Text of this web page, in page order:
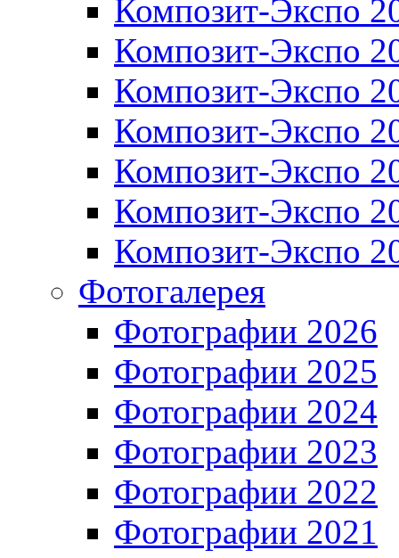
Композит-Экспо
Композит-Экспо
Композит-Экспо
Композит-Экспо
Композит-Экспо
Композит-Экспо
Композит-Экспо
Фотогалерея
Фотографии 2026
Фотографии 2025
Фотографии 2024
Фотографии 2023
Фотографии 2022
Фотографии 2021